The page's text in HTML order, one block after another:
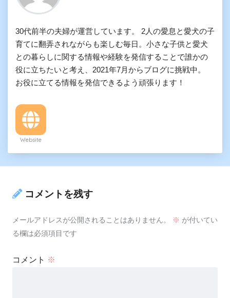
30代前半の夫婦が運営しています。 2人の愛息と愛犬の子
育てに翻弄されながらも楽しむ毎日。小さな子供と愛犬
との暮らしに関する情報や経験を発信することで誰かの
役に立ちたいと考え、2021年7月からブログに挑戦中。
お役に立てる情報を発信できるよう頑張ります！
Website
コメントを残す
メールアドレスが公開されることはありません。 ※ が付いてい
る欄は必須項目です
コメント ※